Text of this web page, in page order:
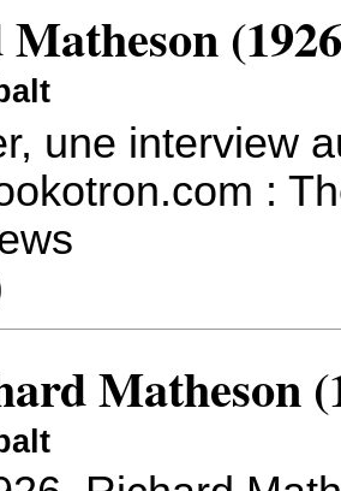
une interview
:
Matheson